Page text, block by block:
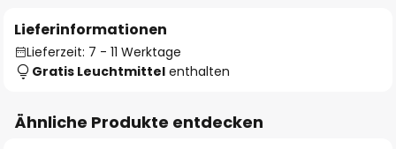
Lieferinformationen
Lieferzeit: 7 - 11 Werktage
Gratis Leuchtmittel enthalten
Ähnliche Produkte entdecken